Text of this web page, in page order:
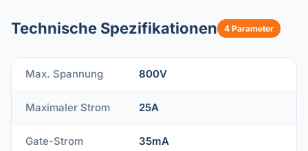
Technische Spezifikationen 4 Parameter
Max. Spannung 800V
Maximaler Strom 25A
Gate-Strom 35mA